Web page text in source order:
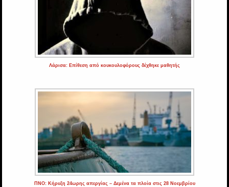
Λάρισα: Επίθεση από κουκουλοφόρους δέχθηκε μαθητής
ΠΝΟ: Κήρυξη 24ωρης απεργίας – Δεμένα τα πλοία στις 28 Νοεμβρίου